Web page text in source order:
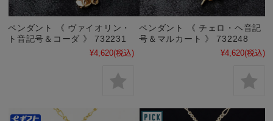
ペンダント 《 ヴァイオリン・
ト音記号＆コーダ 》 732231
¥4,620(税込)
ペンダント 《 チェロ・ヘ音記
号＆マルカート 》 732248
¥4,620(税込)